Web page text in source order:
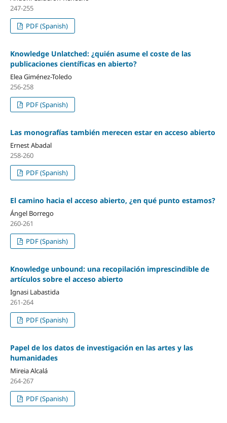
247-255
PDF (Spanish)
Knowledge Unlatched: ¿quién asume el coste de las
publicaciones cientí­ficas en abierto?
Elea Giménez-Toledo
256-258
PDF (Spanish)
Las monografí­as también merecen estar en acceso abierto
Ernest Abadal
258-260
PDF (Spanish)
El camino hacia el acceso abierto, ¿en qué punto estamos?
Ángel Borrego
260-261
PDF (Spanish)
Knowledge unbound: una recopilación imprescindible de
artí­culos sobre el acceso abierto
Ignasi Labastida
261-264
PDF (Spanish)
Papel de los datos de investigación en las artes y las
humanidades
Mireia Alcalá
264-267
PDF (Spanish)